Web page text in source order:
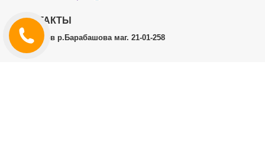
КОНТАКТЫ
г.Харьков р.Барабашова маг. 21-01-258